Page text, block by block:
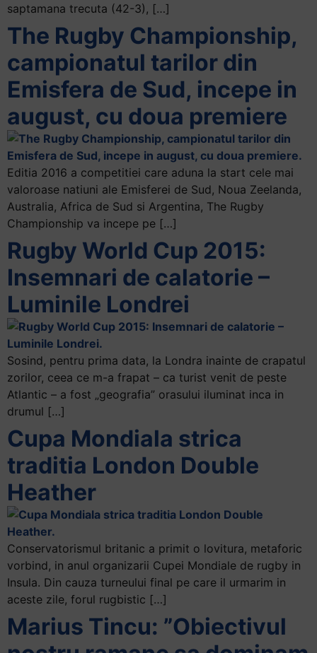
One
Accessibility,
„Ctrl
Această
comandă
rapidă
activează
cititorul
de
ecran
vă
ajuta
navigați
să
interacționați
cu
conținutul.
saptamana trecuta (42-3), […]
The Rugby Championship,
campionatul tarilor din
Emisfera de Sud, incepe in
august, cu doua premiere
Editia 2016 a competitiei care aduna la start cele mai
valoroase natiuni ale Emisferei de Sud, Noua Zeelanda,
Australia, Africa de Sud si Argentina, The Rugby
Championship va incepe pe […]
Rugby World Cup 2015:
Insemnari de calatorie –
Luminile Londrei
Sosind, pentru prima data, la Londra inainte de crapatul
zorilor, ceea ce m-a frapat – ca turist venit de peste
Atlantic – a fost „geografia” orasului iluminat inca in
drumul […]
Cupa Mondiala strica
traditia London Double
Heather
Conservatorismul britanic a primit o lovitura, metaforic
vorbind, in anul organizarii Cupei Mondiale de rugby in
Insula. Din cauza turneului final pe care il urmarim in
aceste zile, forul rugbistic […]
Marius Tincu: ”Obiectivul